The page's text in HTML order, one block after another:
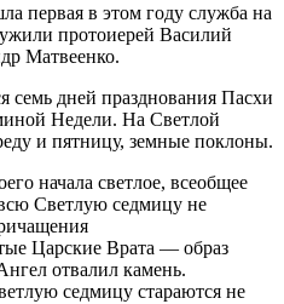
первая в этом году служба на
протоиерей Василий
Матвеенко.
семь дней празднования Пасхи
Недели. На Светлой
и пятницу, земные поклоны.
начала светлое, всеобщее
Светлую седмицу не
Цapcкиe Bpaтa — oбpaз
oтвaлил кaмeнь.
седмицу стараются не